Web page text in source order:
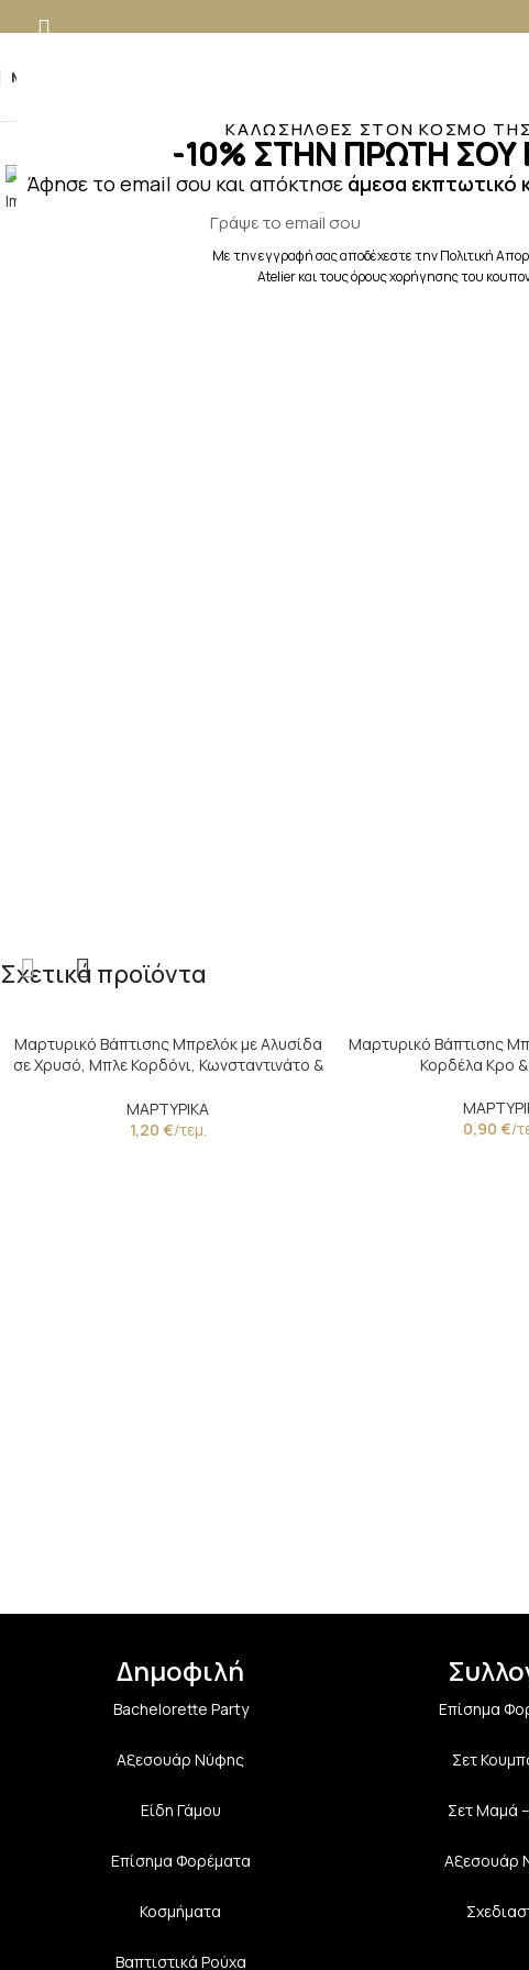
ΚΑΛΩΣΗΛΘΕΣ ΣΤΟΝ ΚΟΣΜΟ ΤΗΣ
-10% ΣΤΗΝ ΠΡΩΤΗ ΣΟΥ
Άφησε το email σου και απόκτησε άμεσα εκπτωτικό
Με την εγγραφή σας αποδέχεστε την Πολιτική
Atelier και τους όρους χορήγησης του
MENU
Κλικ για μεγέθυνση
Σχετικά προϊόντα
Μαρτυρικό Βάπτισης Μπρελόκ με Αλυσίδα
σε Χρυσό, Μπλε Κορδόνι, Κωνσταντινάτο &
ΜΑΡΤΥΡΙΚΑ
1,20 €/τεμ.
Μαρτυρικό Βάπτισης
Κορδέλα Κρο
0,90 €/
Δημοφιλή
Bachelorette Party
Αξεσουάρ Νύφης
Είδη Γάμου
Επίσημα Φορέματα
Κοσμήματα
Βαπτιστικά Ρούχα
Επίσημα
Σετ
Σετ Μαμά
Αξεσουάρ